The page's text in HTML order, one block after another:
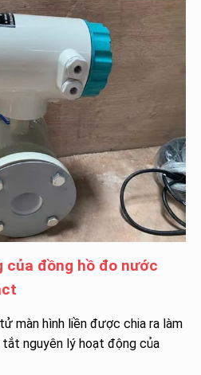
của đồng hồ đo nước
màn hình liền được chia ra làm
tắt nguyên lý hoạt động của